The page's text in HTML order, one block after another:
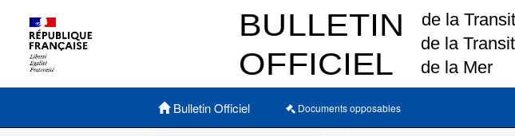
Menu principal
Bulletin Officiel Documents opposables